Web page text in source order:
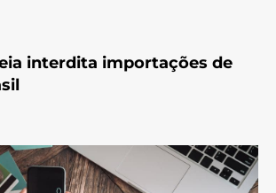
interdita importações de